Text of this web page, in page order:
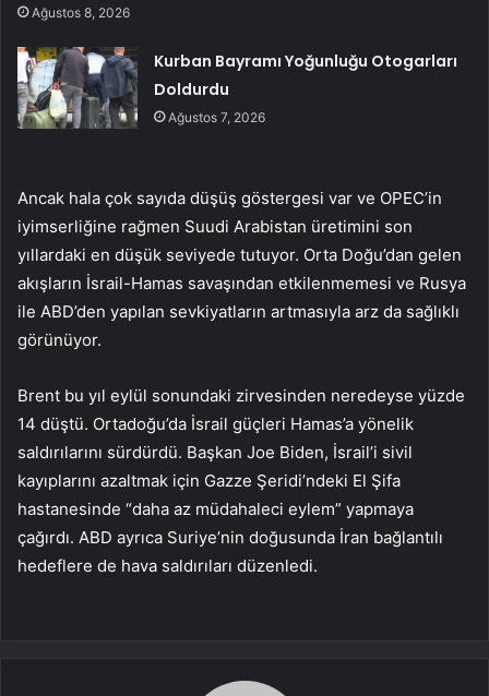
Ağustos 8, 2026
Kurban Bayramı Yoğunluğu Otogarları
Doldurdu
Ağustos 7, 2026
Ancak hala çok sayıda düşüş göstergesi var ve OPEC’in
iyimserliğine rağmen Suudi Arabistan üretimini son
yıllardaki en düşük seviyede tutuyor. Orta Doğu’dan gelen
akışların İsrail-Hamas savaşından etkilenmemesi ve Rusya
ile ABD’den yapılan sevkiyatların artmasıyla arz da sağlıklı
görünüyor.
Brent bu yıl eylül sonundaki zirvesinden neredeyse yüzde
14 düştü. Ortadoğu’da İsrail güçleri Hamas’a yönelik
saldırılarını sürdürdü. Başkan Joe Biden, İsrail’i sivil
kayıplarını azaltmak için Gazze Şeridi’ndeki El Şifa
hastanesinde “daha az müdahaleci eylem” yapmaya
çağırdı. ABD ayrıca Suriye’nin doğusunda İran bağlantılı
hedeflere de hava saldırıları düzenledi.